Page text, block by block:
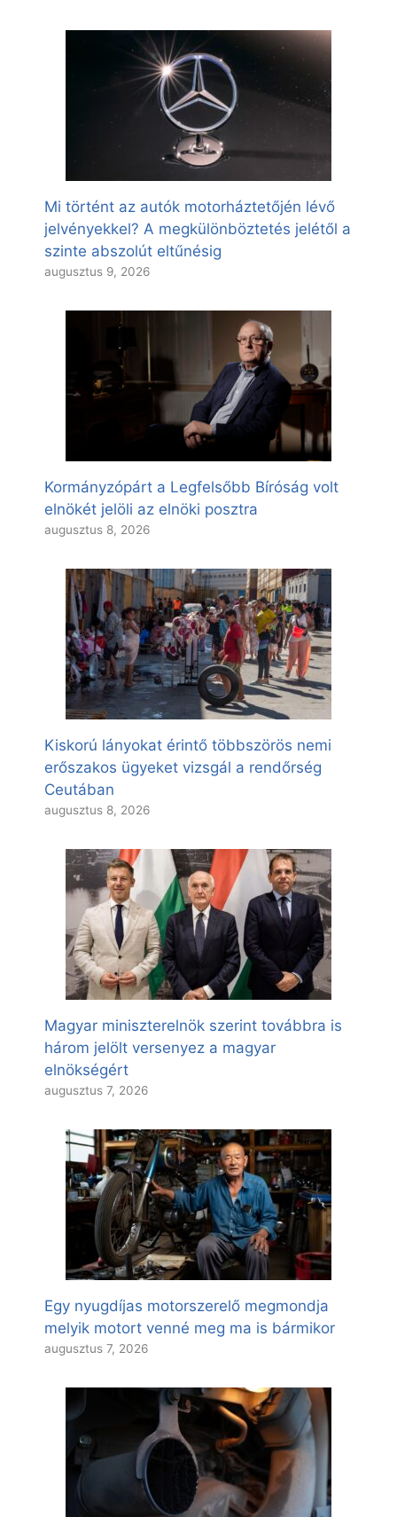
Mi történt az autók motorháztetőjén lévő
jelvényekkel? A megkülönböztetés jelétől a
szinte abszolút eltűnésig
augusztus 9, 2026
Kormányzópárt a Legfelsőbb Bíróság volt
elnökét jelöli az elnöki posztra
augusztus 8, 2026
Kiskorú lányokat érintő többszörös nemi
erőszakos ügyeket vizsgál a rendőrség
Ceutában
augusztus 8, 2026
Magyar miniszterelnök szerint továbbra is
három jelölt versenyez a magyar
elnökségért
augusztus 7, 2026
Egy nyugdíjas motorszerelő megmondja
melyik motort venné meg ma is bármikor
augusztus 7, 2026